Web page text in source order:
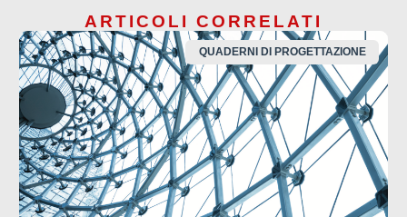
ARTICOLI CORRELATI
QUADERNI DI PROGETTAZIONE